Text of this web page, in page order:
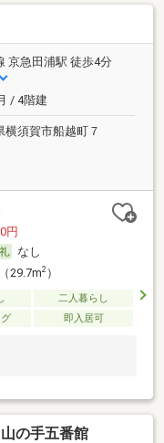
京急田浦駅 徒歩4分
/ 4階建
横須賀市船越町７
円
なし
29.7m2）
二人暮らし
即入居可
の手五番館